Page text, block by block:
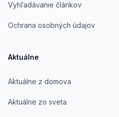
Vyhľadávanie článkov
Ochrana osobných údajov
Aktuálne
Aktuálne z domova
Aktuálne zo sveta